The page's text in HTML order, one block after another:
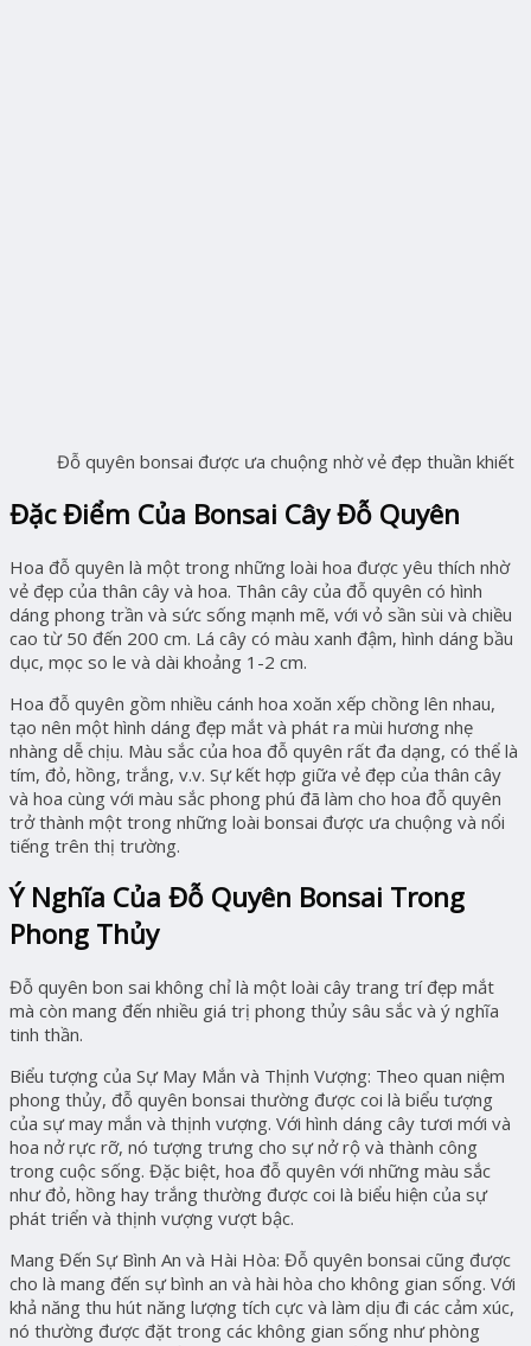
Đỗ quyên bonsai được ưa chuộng nhờ vẻ đẹp thuần khiết
Đặc Điểm Của Bonsai Cây Đỗ Quyên
Hoa đỗ quyên là một trong những loài hoa được yêu thích nhờ
vẻ đẹp của thân cây và hoa. Thân cây của đỗ quyên có hình
dáng phong trần và sức sống mạnh mẽ, với vỏ sần sùi và chiều
cao từ 50 đến 200 cm. Lá cây có màu xanh đậm, hình dáng bầu
dục, mọc so le và dài khoảng 1-2 cm.
Hoa đỗ quyên gồm nhiều cánh hoa xoăn xếp chồng lên nhau,
tạo nên một hình dáng đẹp mắt và phát ra mùi hương nhẹ
nhàng dễ chịu. Màu sắc của hoa đỗ quyên rất đa dạng, có thể là
tím, đỏ, hồng, trắng, v.v. Sự kết hợp giữa vẻ đẹp của thân cây
và hoa cùng với màu sắc phong phú đã làm cho hoa đỗ quyên
trở thành một trong những loài bonsai được ưa chuộng và nổi
tiếng trên thị trường.
Ý Nghĩa Của Đỗ Quyên Bonsai Trong
Phong Thủy
Đỗ quyên bon sai không chỉ là một loài cây trang trí đẹp mắt
mà còn mang đến nhiều giá trị phong thủy sâu sắc và ý nghĩa
tinh thần.
Biểu tượng của Sự May Mắn và Thịnh Vượng: Theo quan niệm
phong thủy, đỗ quyên bonsai thường được coi là biểu tượng
của sự may mắn và thịnh vượng. Với hình dáng cây tươi mới và
hoa nở rực rỡ, nó tượng trưng cho sự nở rộ và thành công
trong cuộc sống. Đặc biệt, hoa đỗ quyên với những màu sắc
như đỏ, hồng hay trắng thường được coi là biểu hiện của sự
phát triển và thịnh vượng vượt bậc.
Mang Đến Sự Bình An và Hài Hòa: Đỗ quyên bonsai cũng được
cho là mang đến sự bình an và hài hòa cho không gian sống. Với
khả năng thu hút năng lượng tích cực và làm dịu đi các cảm xúc,
nó thường được đặt trong các không gian sống như phòng